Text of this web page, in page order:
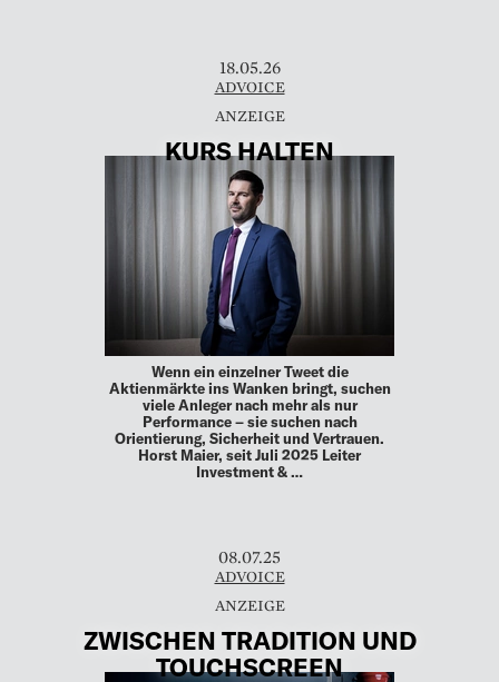
18.05.26
ADVOICE
KURS HALTEN
Wenn ein einzelner Tweet die
Aktienmärkte ins Wanken bringt, suchen
viele Anleger nach mehr als nur
Performance – sie suchen nach
Orientierung, Sicherheit und Vertrauen.
Horst Maier, seit Juli 2025 Leiter
Investment & …
08.07.25
ADVOICE
ZWISCHEN TRADITION UND
TOUCHSCREEN